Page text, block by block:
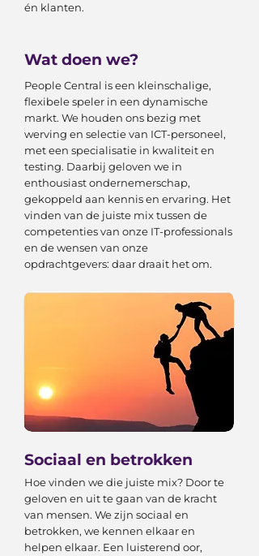
én klanten.
Wat doen we?
People Central is een kleinschalige,
flexibele speler in een dynamische
markt. We houden ons bezig met
werving en selectie van ICT-personeel,
met een specialisatie in kwaliteit en
testing. Daarbij geloven we in
enthousiast ondernemerschap,
gekoppeld aan kennis en ervaring. Het
vinden van de juiste mix tussen de
competenties van onze IT-professionals
en de wensen van onze
opdrachtgevers: daar draait het om.
Sociaal en betrokken
Hoe vinden we die juiste mix? Door te
geloven en uit te gaan van de kracht
van mensen. We zijn sociaal en
betrokken, we kennen elkaar en
helpen elkaar. Een luisterend oor,